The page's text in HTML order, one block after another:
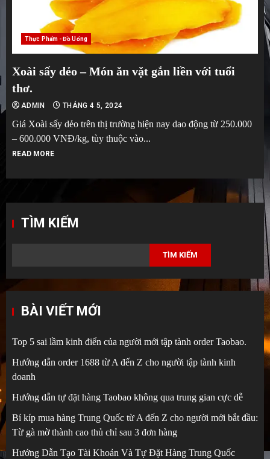
Thực Phẩm - Đồ Uống
Xoài sấy dẻo – Món ăn vặt gắn liền với tuổi
thơ.
ADMIN THÁNG 4 5, 2024
Giá Xoài sấy dẻo trên thị trường hiện nay dao động từ 250.000
– 600.000 VNĐ/kg, tùy thuộc vào...
READ MORE
TÌM KIẾM
TÌM KIẾM
BÀI VIẾT MỚI
Top 5 sai lầm kinh điển của người mới tập tành order Taobao.
Hướng dẫn order 1688 từ A đến Z cho người tập tành kinh
doanh
Hướng dẫn tự đặt hàng Taobao không qua trung gian cực dễ
Bí kíp mua hàng Trung Quốc từ A đến Z cho người mới bắt đầu:
Từ gà mờ thành cao thủ chỉ sau 3 đơn hàng
Hướng Dẫn Tạo Tài Khoản Và Tự Đặt Hàng Trung Quốc